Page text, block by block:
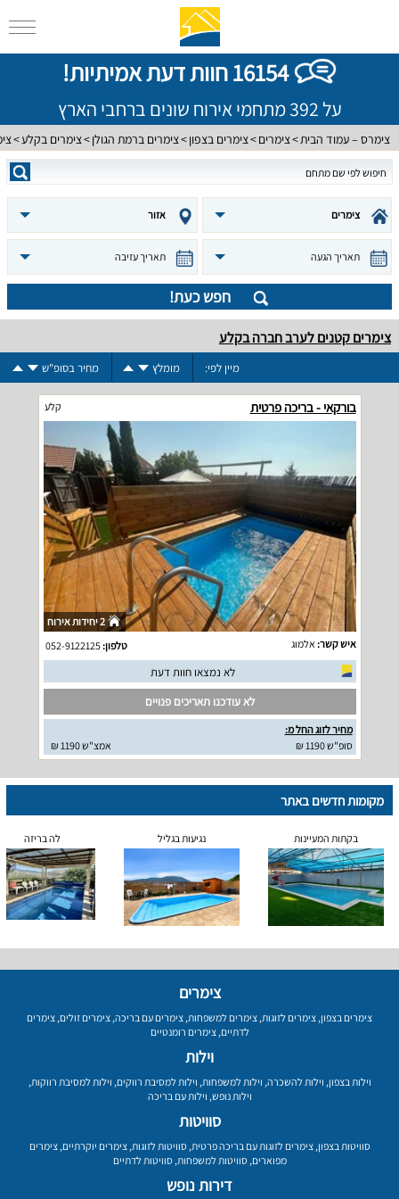
16154 חוות דעת אמיתיות!
על 392 מתחמי אירוח שונים ברחבי הארץ
צימרס – עמוד הבית צימרים צימרים בצפון צימרים ברמת הגולן צימרים בקלע
צימרים אזור
תאריך הגעה תאריך עזיבה
חפש כעת!
צימרים קטנים לערב חברה בקלע
מיין לפי: מומלץ מחיר בסופ"ש
בורקאי - בריכה פרטית קלע
2 יחידות אירוח
איש קשר: אלמוג טלפון:052-9122125
לא נמצאו חוות דעת
לא עודכנו תאריכים פנויים
מחיר לזוג החל מ:
סופ"ש 1190 ₪
אמצ"ש 1190 ₪
מקומות חדשים באתר
בקתות המעיינות נגיעות בגליל לה בריזה
צימרים
צימרים בצפון, צימרים לזוגות, צימרים למשפחות, צימרים עם בריכה, צימרים זולים, צימרים
לדתיים,צימרים רומנטיים
וילות
וילות בצפון, וילות להשכרה, וילות למשפחות, וילות למסיבת רווקים, וילות למסיבת רווקות,
וילות נופש, וילות עם בריכה
סוויטות
סוויטות בצפון,צימרים לזוגות עם בריכה פרטית,סוויטות לזוגות,צימרים יוקרתיים,צימרים
מפוארים,סוויטות למשפחות,סוויטות לדתיים
דירות נופש